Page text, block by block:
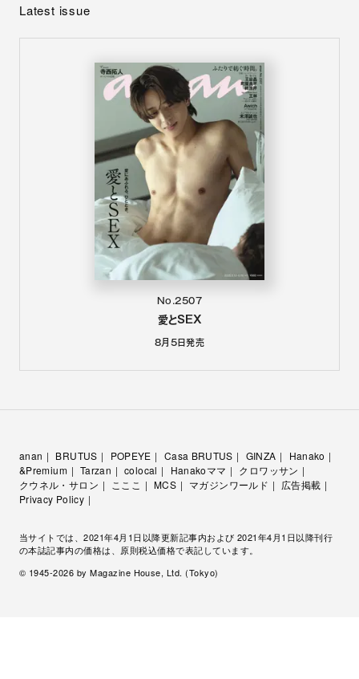
Latest issue
No.2507
愛とSEX
8月5日発売
anan BRUTUS POPEYE Casa BRUTUS GINZA
Hanako
&Premium
Tarzan colocal Hanakoママ
クロワッサン
クウネル・サロン
こここ MCS マガジンワールド
広告掲載
Privacy Policy
当サイトでは、2021年4月1日以降更新記事内および 2021年4月1日以降刊行
の本誌記事内の価格は、原則税込価格で表記しています。
© 1945-2026 by Magazine House, Ltd. (Tokyo)